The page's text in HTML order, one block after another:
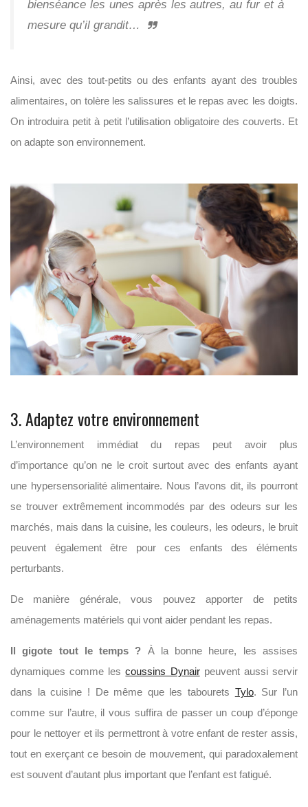
bienséance les unes après les autres, au fur et à
mesure qu’il grandit…
Ainsi, avec des tout-petits ou des enfants ayant des troubles
alimentaires, on tolère les salissures et le repas avec les doigts.
On introduira petit à petit l’utilisation obligatoire des couverts. Et
on adapte son environnement.
3. Adaptez votre environnement
L’environnement immédiat du repas peut avoir plus
d’importance qu’on ne le croit surtout avec des enfants ayant
une hypersensorialité alimentaire. Nous l’avons dit, ils pourront
se trouver extrêmement incommodés par des odeurs sur les
marchés, mais dans la cuisine, les couleurs, les odeurs, le bruit
peuvent également être pour ces enfants des éléments
perturbants.
De manière générale, vous pouvez apporter de petits
aménagements matériels qui vont aider pendant les repas.
Il gigote tout le temps ? À la bonne heure, les assises
dynamiques comme lescoussins Dynairpeuvent aussi servir
dans la cuisine ! De même que les tabourets Tylo. Sur l’un
comme sur l’autre, il vous suffira de passer un coup d’éponge
pour le nettoyer et ils permettront à votre enfant de rester assis,
tout en exerçant ce besoin de mouvement, qui paradoxalement
est souvent d’autant plus important que l’enfant est fatigué.